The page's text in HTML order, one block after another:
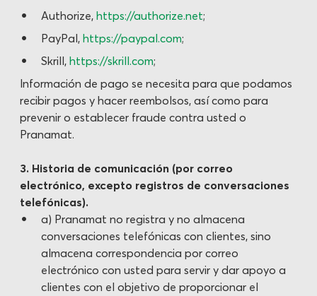
Authorize, https://authorize.net;
PayPal, https://paypal.com;
Skrill, https://skrill.com;
lnformación de pago se necesita para que podamos
recibir pagos y hacer reembolsos, así como para
prevenir o establecer fraude contra usted o
Pranamat.
3. Historia de comunicación (por correo
electrónico, excepto registros de conversaciones
telefónicas).
a) Pranamat no registra y no almacena
conversaciones telefónicas con clientes, sino
almacena correspondencia por correo
electrónico con usted para servir y dar apoyo a
clientes con el objetivo de proporcionar el